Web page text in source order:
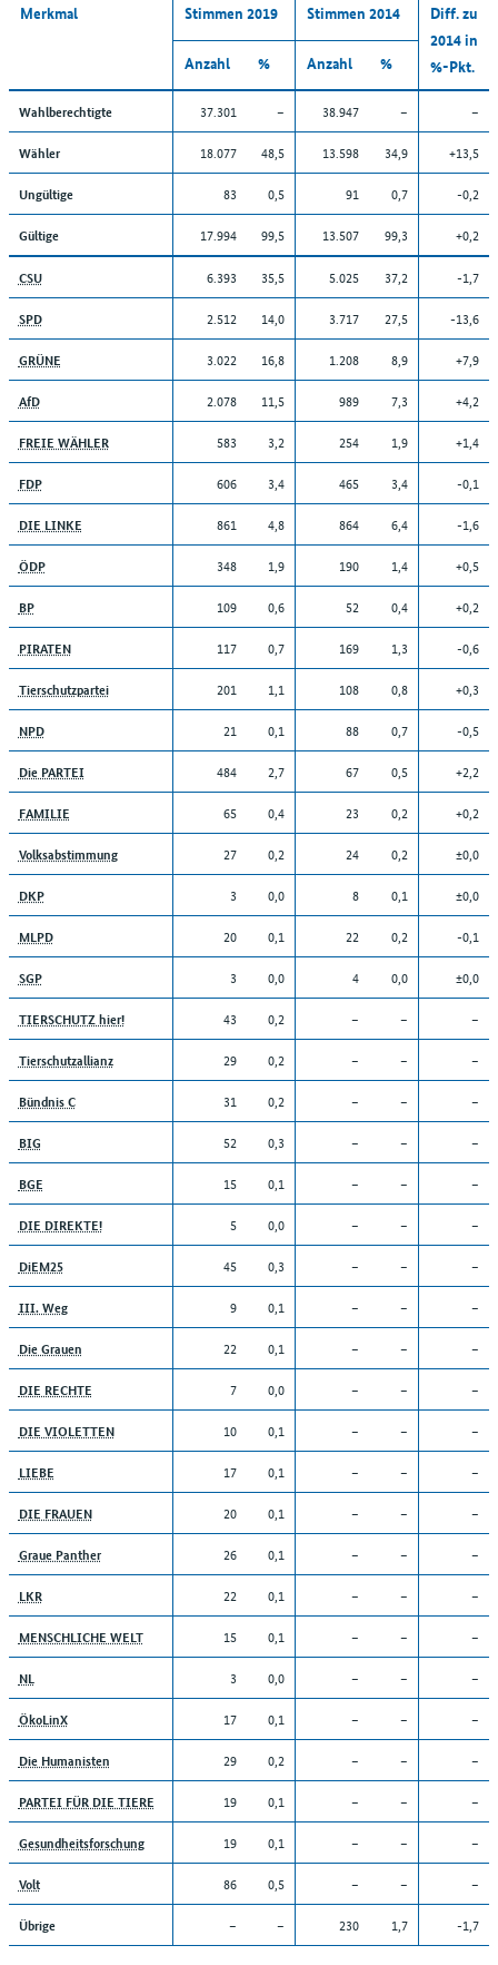
Merkmal Stimmen 2019 Stimmen 2014
Diff. zu
2014 in
%-Pkt.
Anzahl % Anzahl %
Wahlberechtigte 37.301 – 38.947 – –
Wähler 18.077 48,5 13.598 34,9 +13,5
Ungültige 83 0,5 91 0,7 -0,2
Gültige 17.994 99,5 13.507 99,3 +0,2
CSU 6.393 35,5 5.025 37,2 -1,7
SPD 2.512 14,0 3.717 27,5 -13,6
GRÜNE 3.022 16,8 1.208 8,9 +7,9
AfD 2.078 11,5 989 7,3 +4,2
FREIE WÄHLER 583 3,2 254 1,9 +1,4
FDP 606 3,4 465 3,4 -0,1
DIE LINKE 861 4,8 864 6,4 -1,6
ÖDP 348 1,9 190 1,4 +0,5
BP 109 0,6 52 0,4 +0,2
PIRATEN 117 0,7 169 1,3 -0,6
Tierschutzpartei 201 1,1 108 0,8 +0,3
NPD 21 0,1 88 0,7 -0,5
Die PARTEI 484 2,7 67 0,5 +2,2
FAMILIE 65 0,4 23 0,2 +0,2
Volksabstimmung 27 0,2 24 0,2 ±0,0
DKP 3 0,0 8 0,1 ±0,0
MLPD 20 0,1 22 0,2 -0,1
SGP 3 0,0 4 0,0 ±0,0
TIERSCHUTZ hier! 43 0,2 – – –
Tierschutzallianz 29 0,2 – – –
Bündnis C 31 0,2 – – –
BIG 52 0,3 – – –
BGE 15 0,1 – – –
DIE DIREKTE! 5 0,0 – – –
DiEM25 45 0,3 – – –
III. Weg 9 0,1 – – –
Die Grauen 22 0,1 – – –
DIE RECHTE 7 0,0 – – –
DIE VIOLETTEN 10 0,1 – – –
LIEBE 17 0,1 – – –
DIE FRAUEN 20 0,1 – – –
Graue Panther 26 0,1 – – –
LKR 22 0,1 – – –
MENSCHLICHE WELT 15 0,1 – – –
NL 3 0,0 – – –
ÖkoLinX 17 0,1 – – –
Die Humanisten 29 0,2 – – –
PARTEI FÜR DIE TIERE 19 0,1 – – –
Gesundheitsforschung 19 0,1 – – –
Volt 86 0,5 – – –
Übrige – – 230 1,7 -1,7